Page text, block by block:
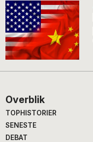
Footer
Overblik
TOPHISTORIER
SENESTE
DEBAT